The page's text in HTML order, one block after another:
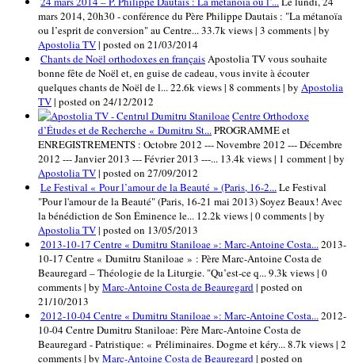
mars 2014, 20h30 - conférence du Père Philippe Dautais : "La métanoïa
ou l’esprit de conversion" au Centre...33.7k views| 3 comments| by
Apostolia TV| posted on 21/03/2014
Chants de Noël orthodoxes en françaisApostolia TV vous souhaite
bonne fête de Noël et, en guise de cadeau, vous invite à écouter
quelques chants de Noël de l...22.6k views| 8 comments| by Apostolia
TV| posted on 24/12/2012
Centre Orthodoxe
d’Études et de Recherche « Dumitru St...PROGRAMME et
ENREGISTREMENTS : Octobre 2012 --- Novembre 2012 --- Décembre
2012 --- Janvier 2013 --- Février 2013 ---... 13.4k views| 1 comment| by
Apostolia TV| posted on 27/09/2012
Le Festival « Pour l’amour de la Beauté » (Paris, 16-2...Le Festival
"Pour l'amour de la Beauté" (Paris, 16-21 mai 2013) Soyez Beaux! Avec
la bénédiction de Son Éminence le... 12.2k views| 0 comments| by
Apostolia TV| posted on 13/05/2013
2013-10-17 Centre « Dumitru Staniloae »: Marc-Antoine Costa...2013-
10-17 Centre « Dumitru Staniloae » : Père Marc-Antoine Costa de
Beauregard – Théologie de la Liturgie. "Qu’est-ce q...9.3k views| 0
comments| by Marc-Antoine Costa de Beauregard| posted on
21/10/2013
2012-10-04 Centre « Dumitru Staniloae »: Marc-Antoine Costa...2012-
10-04 Centre Dumitru Staniloae: Père Marc-Antoine Costa de
Beauregard - Patristique: « Préliminaires. Dogme et kéry...8.7k views| 2
comments| by Marc-Antoine Costa de Beauregard| posted on